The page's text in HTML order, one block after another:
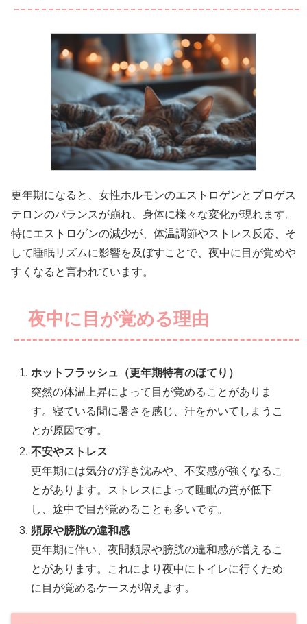
更年期になると、女性ホルモンのエストロゲンとプロゲス
テロンのバランスが崩れ、身体に様々な変化が現れます。
特にエストロゲンの減少が、体温調節やストレス反応、そ
して睡眠リズムに影響を及ぼすことで、夜中に目が覚めや
すくなると言われています。
夜中に目が覚める理由
ホットフラッシュ（更年期特有のほてり）
突然の体温上昇によって目が覚めることがありま
す。寝ている間に暑さを感じ、汗をかいてしまうこ
とが原因です。
不安やストレス
更年期には気分の浮き沈みや、不安感が強くなるこ
とがあります。ストレスによって睡眠の質が低下
し、途中で目が覚めることも多いです。
頻尿や膀胱の違和感
更年期に伴い、夜間頻尿や膀胱の違和感が増えるこ
とがあります。これにより夜中にトイレに行くため
に目が覚めるケースが増えます。